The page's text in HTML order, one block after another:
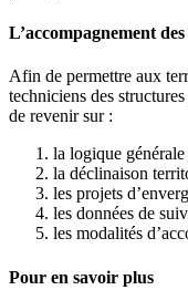
L’accompagnement
Afin de permettre aux
techniciens des
de revenir sur :
la logique
la déclinaison
les projets
les données de
les modalités
Pour en savoir plus